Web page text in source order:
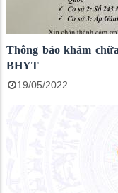
Thông báo khám
BHYT
19/05/2022